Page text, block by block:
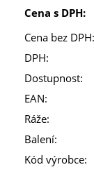
Cena s DPH:
Cena bez DPH:
DPH:
Dostupnost:
EAN:
Ráže:
Balení:
Kód výrobce: